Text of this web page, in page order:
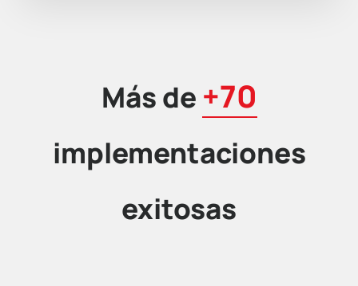
Más de +70
implementaciones
exitosas